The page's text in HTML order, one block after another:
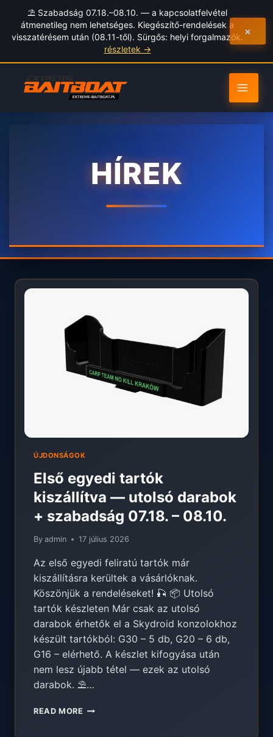
⛱️ Szabadság 07.18.–08.10. — a kapcsolatfelvétel
átmenetileg nem lehetséges. Kiegészítő-rendelések a
visszatérésem után (08.11-től). Sürgős: helyi forgalmazók.
részletek →
×
content
HÍREK
ÚJDONSÁGOK
Első egyedi tartók
kiszállítva — utolsó darabok
+ szabadság 07.18. – 08.10.
By admin 17 július 2026
Az első egyedi feliratú tartók már
kiszállításra kerültek a vásárlóknak.
Köszönjük a rendeléseket! 🎣 📦 Utolsó
tartók készleten Már csak az utolsó
darabok érhetők el a Skydroid konzolokhoz
készült tartókból: G30 – 5 db, G20 – 6 db,
G16 – elérhető. A készlet kifogyása után
nem lesz újabb tétel — ezek az utolsó
darabok. ⛱️…
READ MORE ELSŐ